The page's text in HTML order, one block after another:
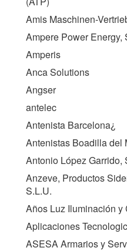
Amis Maschinen-
Ampere Power Energy,
Amperis
Anca Solutions
Angser
antelec
Antenista Barcelona¿
Antenistas Boadilla del
Antonio López Garrido,
Anzeve, Productos
S.L.U.
Años Luz Iluminación y
Aplicaciones
ASESA Armarios y